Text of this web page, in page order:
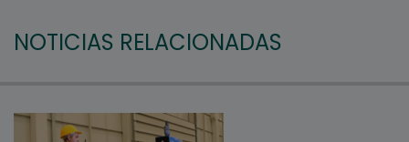
NOTICIAS RELACIONADAS